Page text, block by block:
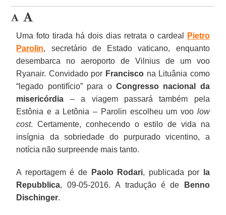
Uma foto tirada há dois dias retrata o cardeal
Pietro
Parolin, secretário de Estado vaticano, enquanto
desembarca no aeroporto de Vilnius de um voo
Ryanair. Convidado por Francisco na Lituânia como
“legado pontifício” para o Congresso nacional da
misericórdia – a viagem passará também pela
Estônia e a Letônia – Parolin escolheu um voo low
cost. Certamente, conhecendo o estilo de vida na
insígnia da sobriedade do purpurado vicentino, a
notícia não surpreende mais tanto.
A reportagem é de Paolo Rodari, publicada por
la
Repubblica, 09-05-2016. A tradução é de
Benno
Dischinger.